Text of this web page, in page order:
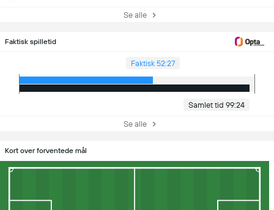
Se alle
Faktisk spilletid
Faktisk 52:27
Samlet tid 99:24
Se alle
Kort over forventede mål